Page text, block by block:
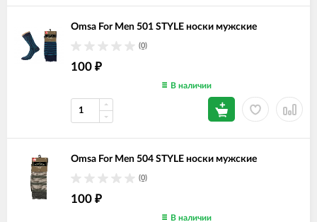
Omsa For Men 501 STYLE носки мужские
(0)
100 ₽
В наличии
Omsa For Men 504 STYLE носки мужские
(0)
100 ₽
В наличии